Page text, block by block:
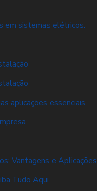
em sistemas elétricos.
aplicações essenciais
Vantagens e Aplicações
Tudo Aqui